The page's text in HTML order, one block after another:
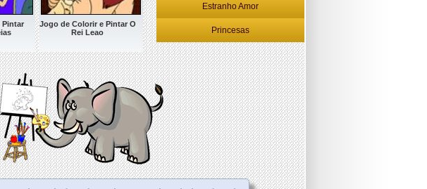
Pintar
Jogo de Colorir e Pintar O
Rei Leao
Estranho Amor
Princesas